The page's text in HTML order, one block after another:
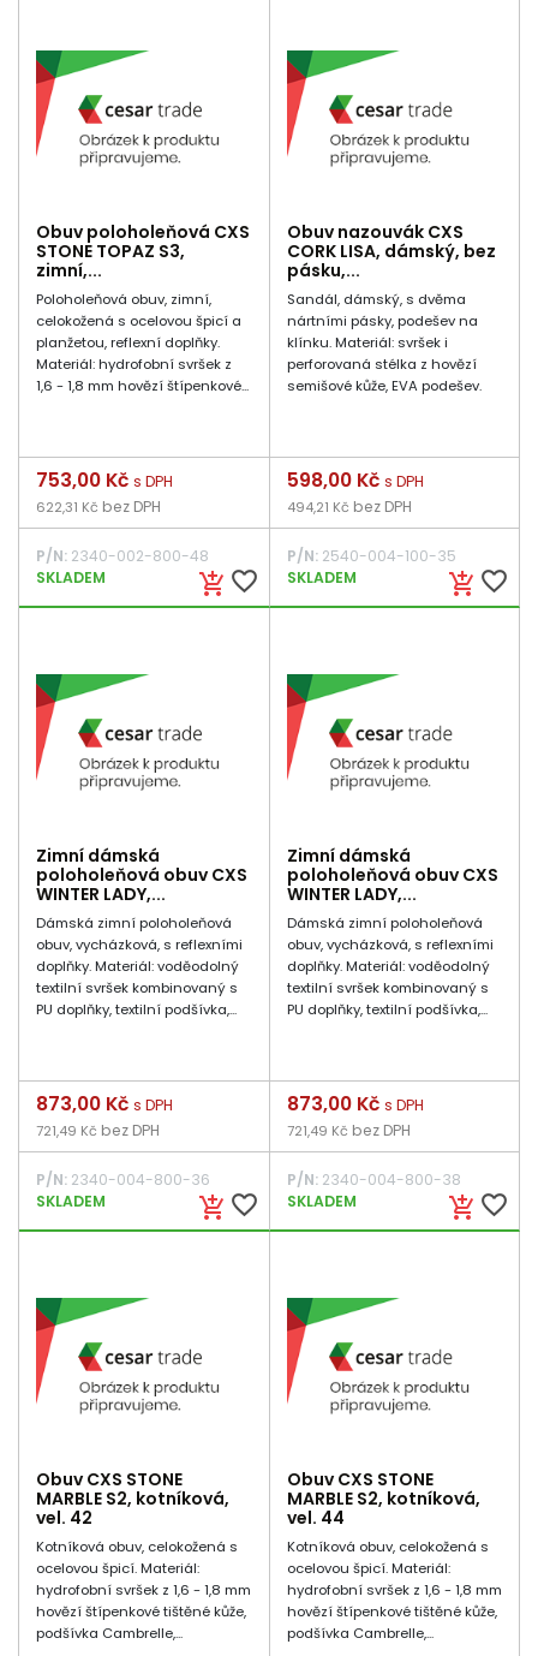
Obuv poloholeňová CXS
STONE TOPAZ S3,
zimní,...
Poloholeňová obuv, zimní,
celokožená s ocelovou špicí a
planžetou, reflexní doplňky.
Materiál: hydrofobní svršek z
1,6 - 1,8 mm hovězí štípenkové...
add_shopping_cart favorite_border
Cena
753,00 Kč s DPH
622,31 Kč bez DPH
P/N: 2340-002-800-48
SKLADEM
Obuv nazouvák CXS
CORK LISA, dámský, bez
pásku,...
Sandál, dámský, s dvěma
nártními pásky, podešev na
klínku. Materiál: svršek i
perforovaná stélka z hovězí
semišové kůže, EVA podešev.
add_shopping_cart favorite_border
Cena
598,00 Kč s DPH
494,21 Kč bez DPH
P/N:2540-004-100-35
SKLADEM
Zimní dámská
poloholeňová obuv CXS
WINTER LADY,...
Dámská zimní poloholeňová
obuv, vycházková, s reflexními
doplňky. Materiál: voděodolný
textilní svršek kombinovaný s
PU doplňky, textilní podšívka,...
add_shopping_cart favorite_border
Cena
873,00 Kč s DPH
721,49 Kč bez DPH
P/N: 2340-004-800-36
SKLADEM
Zimní dámská
poloholeňová obuv CXS
WINTER LADY,...
Dámská zimní poloholeňová
obuv, vycházková, s reflexními
doplňky. Materiál: voděodolný
textilní svršek kombinovaný s
PU doplňky, textilní podšívka,...
add_shopping_cart favorite_border
Cena
873,00 Kč s DPH
721,49 Kč bez DPH
P/N:2340-004-800-38
SKLADEM
Obuv CXS STONE
MARBLE S2, kotníková,
vel. 42
Kotníková obuv, celokožená s
ocelovou špicí. Materiál:
hydrofobní svršek z 1,6 - 1,8 mm
hovězí štípenkové tištěné kůže,
podšívka Cambrelle,...
Obuv CXS STONE
MARBLE S2, kotníková,
vel. 44
Kotníková obuv, celokožená s
ocelovou špicí. Materiál:
hydrofobní svršek z 1,6 - 1,8 mm
hovězí štípenkové tištěné kůže,
podšívka Cambrelle,...